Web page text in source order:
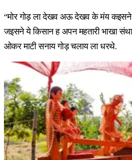
“मोर गोड़ ला देखव अऊ देखव के मंय कइसने
जइसने ये किसान ह अपन महतारी भाखा
ओकर माटी सनाय गोड़ चलाय ला धरथे.